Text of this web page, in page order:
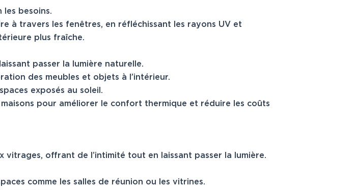
besoins.
à travers les fenêtres, en réfléchissant les rayons UV et
plus fraîche.
passer la lumière naturelle.
des meubles et objets à l’intérieur.
exposés au soleil.
pour améliorer le confort thermique et réduire les coûts
vitrages, offrant de l’intimité tout en laissant passer la lumière.
comme les salles de réunion ou les vitrines.